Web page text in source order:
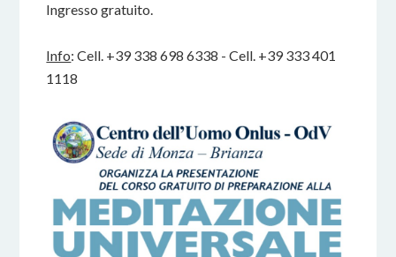
Ingresso gratuito.
Info: Cell. +39 338 698 6338 - Cell. +39 333 401
1118